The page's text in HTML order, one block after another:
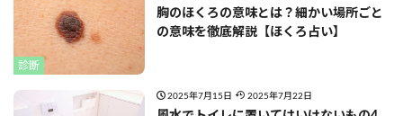
診断
胸のほくろの意味とは？細かい場所ごと
の意味を徹底解説【ほくろ占い】
2025年7月15日 2025年7月22日